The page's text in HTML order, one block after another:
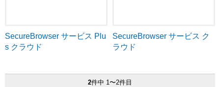
SecureBrowser サービス Plu
s クラウド
SecureBrowser サービス ク
ラウド
2件中 1〜2件目